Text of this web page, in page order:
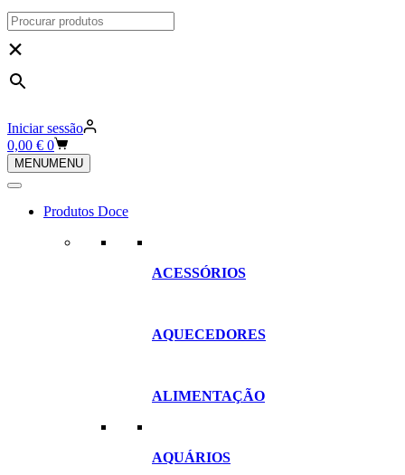
×
Iniciar sessão
Carrinho
de
compras
0,00 € 0
MENUMENU
Produtos Doce
ACESSÓRIOS
AQUECEDORES
ALIMENTAÇÃO
AQUÁRIOS